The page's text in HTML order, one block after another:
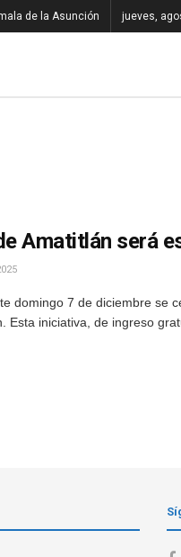
de la Asunción jueves,
Amatitlán será
domingo 7 de diciembre se
Esta iniciativa, de ingreso